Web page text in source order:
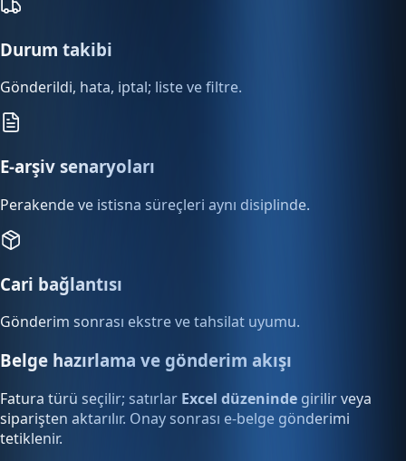
Durum takibi
Gönderildi, hata, iptal; liste ve filtre.
E-arşiv senaryoları
Perakende ve istisna süreçleri aynı disiplinde.
Cari bağlantısı
Gönderim sonrası ekstre ve tahsilat uyumu.
Belge hazırlama ve gönderim akışı
Fatura türü seçilir; satırlar Excel düzeninde girilir veya
siparişten aktarılır. Onay sonrası e-belge gönderimi
tetiklenir.